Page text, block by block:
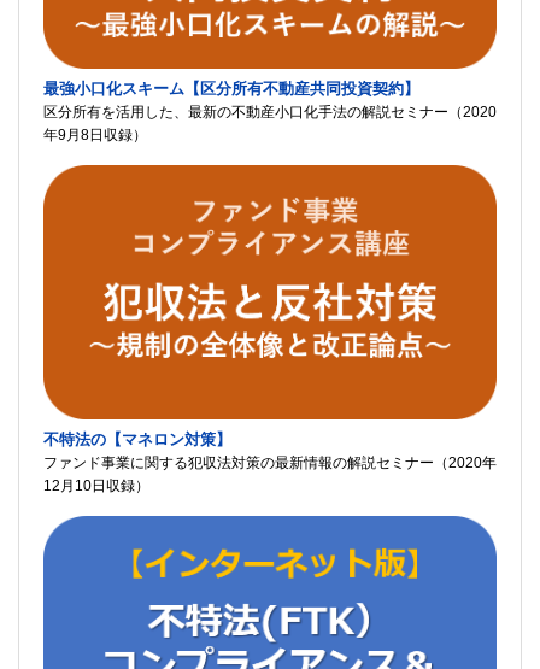
最強小口化スキーム【区分所有不動産共同投資契約】
区分所有を活用した、最新の不動産小口化手法の解説セミナー（2020
年9月8日収録）
不特法の【マネロン対策】
ファンド事業に関する犯収法対策の最新情報の解説セミナー（2020年
12月10日収録）